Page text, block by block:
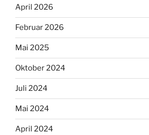
April 2026
Februar 2026
Mai 2025
Oktober 2024
Juli 2024
Mai 2024
April 2024